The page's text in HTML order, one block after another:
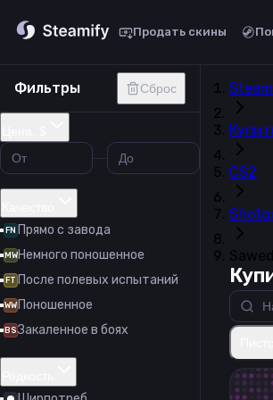
Продать скины
Фильтры Сброс
FN Прямо с завода
MW Немного поношенное
FT После полевых испытаний
WW Поношенное
BS Закаленное в боях
CS2
Glock-